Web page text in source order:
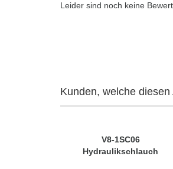
Leider sind noch keine
Kunden, welche
V8-1SC06
Hydraulikschlauch